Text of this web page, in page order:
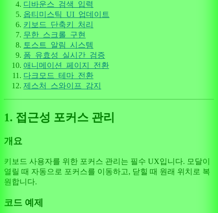
디바운스_검색_입력
옵티미스틱_UI_업데이트
키보드_단축키_처리
무한_스크롤_구현
토스트_알림_시스템
폼_유효성_실시간_검증
애니메이션_페이지_전환
다크모드_테마_전환
제스처_스와이프_감지
1. 접근성 포커스 관리
개요
키보드 사용자를 위한 포커스 관리는 필수 UX입니다. 모달이
열릴 때 자동으로 포커스를 이동하고, 닫힐 때 원래 위치로 복
원합니다.
코드 예제